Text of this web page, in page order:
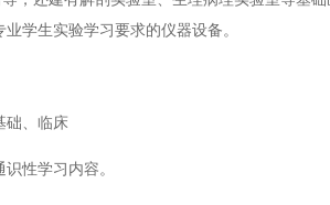
学生实验学习要求的仪器设备。
础、临床
性学习内容。